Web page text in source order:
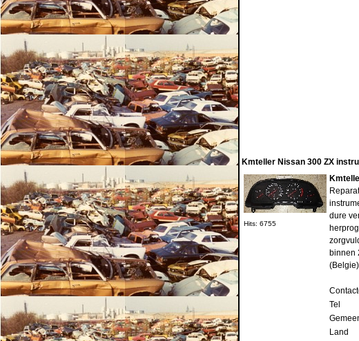
Kmteller Nissan 300 ZX
Hits: 6755
dure
binnen
Tel
Land